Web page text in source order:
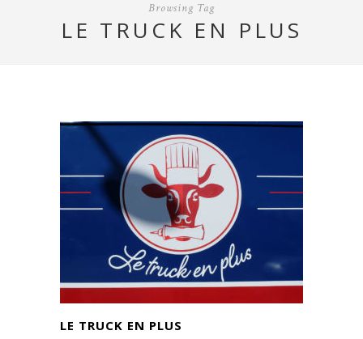
Browsing Tag
LE TRUCK EN PLUS
LE TRUCK EN PLUS